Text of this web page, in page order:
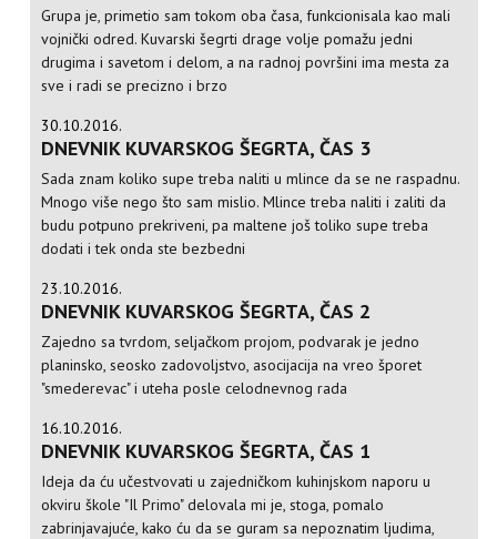
Grupa je, primetio sam tokom oba časa, funkcionisala kao mali
vojnički odred. Kuvarski šegrti drage volje pomažu jedni
drugima i savetom i delom, a na radnoj površini ima mesta za
sve i radi se precizno i brzo
30.10.2016.
DNEVNIK KUVARSKOG ŠEGRTA, ČAS 3
Sada znam koliko supe treba naliti u mlince da se ne raspadnu.
Mnogo više nego što sam mislio. Mlince treba naliti i zaliti da
budu potpuno prekriveni, pa maltene još toliko supe treba
dodati i tek onda ste bezbedni
23.10.2016.
DNEVNIK KUVARSKOG ŠEGRTA, ČAS 2
Zajedno sa tvrdom, seljačkom projom, podvarak je jedno
planinsko, seosko zadovoljstvo, asocijacija na vreo šporet
"smederevac" i uteha posle celodnevnog rada
16.10.2016.
DNEVNIK KUVARSKOG ŠEGRTA, ČAS 1
Ideja da ću učestvovati u zajedničkom kuhinjskom naporu u
okviru škole "Il Primo" delovala mi je, stoga, pomalo
zabrinjavajuće, kako ću da se guram sa nepoznatim ljudima,